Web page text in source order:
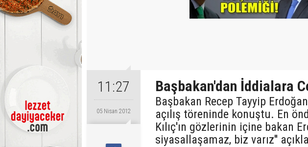
11:27
05 Nisan 2012
Başbakan'dan İddialara
Başbakan Recep Tayyip
açılış töreninde konuştu. En
Kılıç'ın gözlerinin içine bakan
siyasallaşamaz, biz varız''